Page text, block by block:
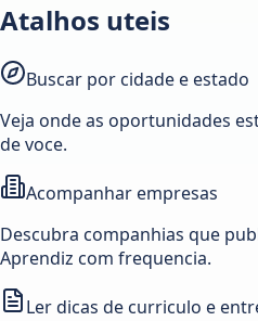
Atalhos uteis
Buscar por cidade e estado
Veja onde as oportunidades
de voce.
Acompanhar empresas
Descubra companhias que
Aprendiz com frequencia.
Ler dicas de curriculo e